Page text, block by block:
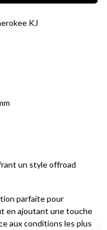
KJ
un style offroad
parfaite pour
en ajoutant une touche
aux conditions les plus